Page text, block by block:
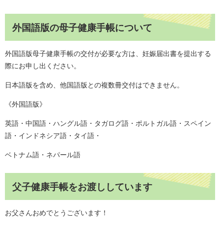
外国語版の母子健康手帳について
外国語版母子健康手帳の交付が必要な方は、妊娠届出書を提出する
際にお申し出ください。
日本語版を含め、他国語版との複数冊交付はできません。
《外国語版》
英語・中国語・ハングル語・タガログ語・ポルトガル語・スペイン
語・インドネシア語・タイ語・
ベトナム語・ネパール語
父子健康手帳をお渡ししています
お父さんおめでとうございます！